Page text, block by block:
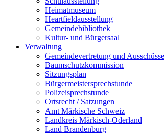
Heimatmuseum
Heartfieldausstellung
Gemeindebibliothek
Kultur- und Bürgersaal
Verwaltung
Gemeindevertretung und Ausschüsse
Baumschutzkommission
Sitzungsplan
Bürgermeistersprechstunde
Polizeisprechstunde
Ortsrecht / Satzungen
Amt Märkische Schweiz
Landkreis Märkisch-Oderland
Land Brandenburg